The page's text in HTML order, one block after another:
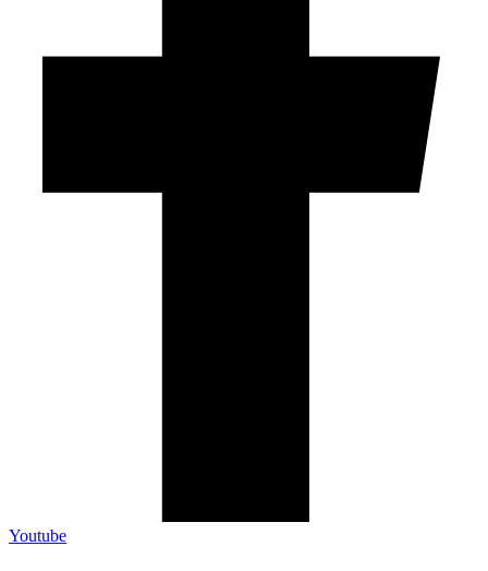
Youtube